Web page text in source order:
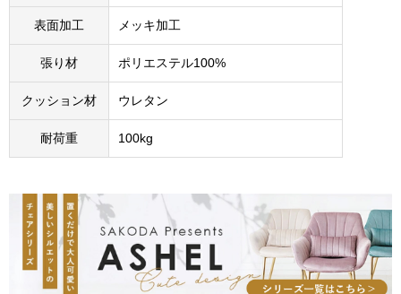
表面加工 メッキ加工
張り材 ポリエステル100%
クッション材 ウレタン
耐荷重 100kg